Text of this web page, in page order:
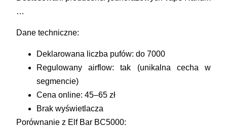
…
Dane techniczne:
Deklarowana liczba pufów: do 7000
Regulowany airflow: tak (unikalna cecha w
segmencie)
Cena online: 45–65 zł
Brak wyświetlacza
Porównanie z Elf Bar BC5000: